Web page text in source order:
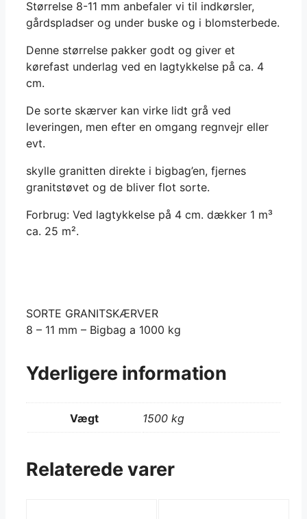
Størrelse 8-11 mm anbefaler vi til indkørsler,
gårdspladser og under buske og i blomsterbede.
Denne størrelse pakker godt og giver et
kørefast underlag ved en lagtykkelse på ca. 4
cm.
De sorte skærver kan virke lidt grå ved
leveringen, men efter en omgang regnvejr eller
evt.
skylle granitten direkte i bigbag’en, fjernes
granitstøvet og de bliver flot sorte.
Forbrug: Ved lagtykkelse på 4 cm. dækker 1 m³
ca. 25 m².
SORTE GRANITSKÆRVER
8 – 11 mm – Bigbag a 1000 kg
Yderligere information
Vægt 1500 kg
Relaterede varer